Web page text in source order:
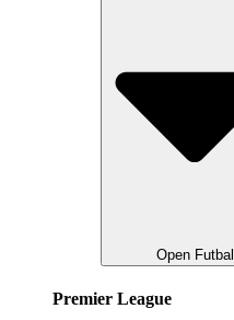
Open Futbal
Premier League